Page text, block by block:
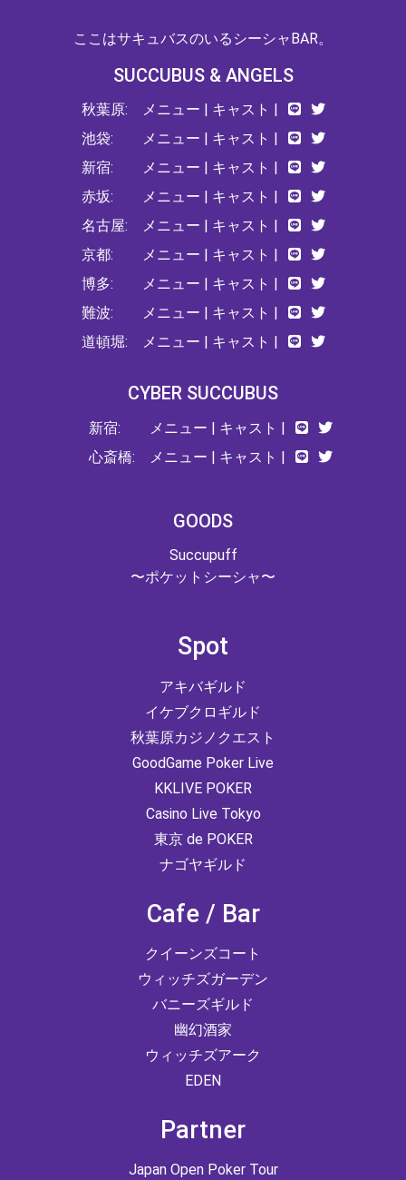
ここはサキュバスのいるシーシャBAR。
SUCCUBUS & ANGELS
秋葉原:
池袋:
新宿:
赤坂:
名古屋:
京都:
博多:
難波:
道頓堀:
メニュー キャスト
メニュー
キャスト
メニュー
キャスト
メニュー
キャスト
メニュー
キャスト
メニュー
キャスト
メニュー
キャスト
メニュー
キャスト
メニュー
キャスト
CYBER SUCCUBUS
新宿:
心斎橋:
メニュー | キャスト |
メニュー | キャスト |
GOODS
Succupuff
〜ポケットシーシャ〜
Spot
アキバギルド
イケブクロギルド
秋葉原カジノクエスト
GoodGame Poker Live
KKLIVE POKER
Casino Live Tokyo
東京 de POKER
ナゴヤギルド
Cafe / Bar
クイーンズコート
ウィッチズガーデン
バニーズギルド
幽幻酒家
ウィッチズアーク
EDEN
Partner
Japan Open Poker Tour